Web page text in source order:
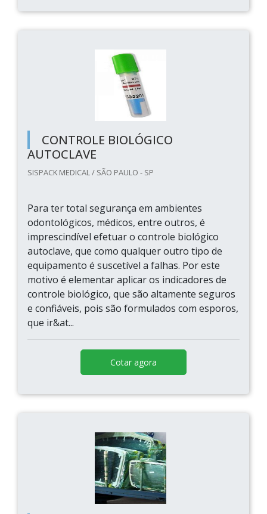
CONTROLE BIOLÓGICO
AUTOCLAVE
SISPACK MEDICAL / SÃO PAULO - SP
Para ter total segurança em ambientes
odontológicos, médicos, entre outros, é
imprescindível efetuar o controle biológico
autoclave, que como qualquer outro tipo de
equipamento é suscetível a falhas. Por este
motivo é elementar aplicar os indicadores de
controle biológico, que são altamente seguros
e confiáveis, pois são formulados com esporos,
que ir&at...
Cotar agora